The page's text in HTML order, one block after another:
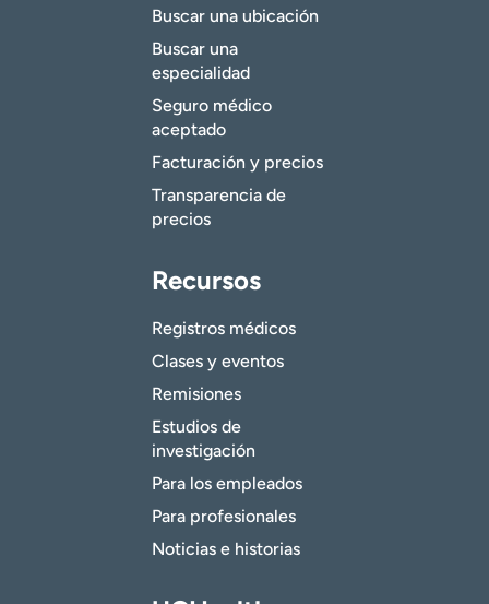
Buscar una ubicación
Buscar una
especialidad
Seguro médico
aceptado
Facturación y precios
Transparencia de
precios
Recursos
Registros médicos
Clases y eventos
Remisiones
Estudios de
investigación
Para los empleados
Para profesionales
Noticias e historias